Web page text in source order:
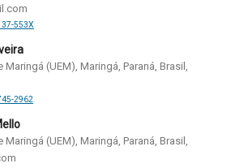
553X
(UEM), Maringá, Paraná, Brasil,
2962
(UEM), Maringá, Paraná, Brasil,